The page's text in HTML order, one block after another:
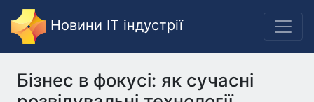
Новини IT індустрії
Бізнес в фокусі: як сучасні